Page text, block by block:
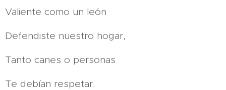
Valiente como un león
Defendiste nuestro hogar,
Tanto canes o personas
Te debían respetar.